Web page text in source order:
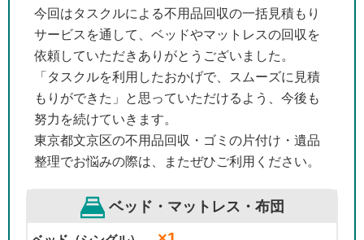
今回はタスクルによる不用品回収の一括見積もり
サービスを通して、ベッドやマットレスの回収を
依頼していただきありがとうございました。
「タスクルを利用したおかげで、スムーズに見積
もりができた」と思っていただけるよう、今後も
努力を続けていきます。
東京都文京区の不用品回収・ゴミの片付け・遺品
整理でお悩みの際は、またぜひご利用ください。
ベッド・マットレス・布団